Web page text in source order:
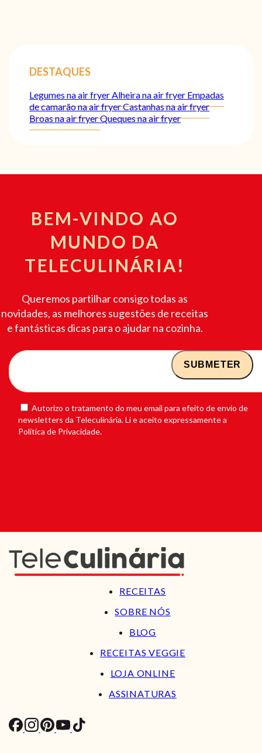
DESTAQUES
Legumes na air fryerAlheira na air fryer Empadas
de camarão na air fryerCastanhas na air fryer
Broas na air fryerQueques na air fryer
BEM-VINDO AO
MUNDO DA
TELECULINÁRIA!
Queremos partilhar consigo todas as
novidades, as melhores sugestões de receitas
e fantásticas dicas para o ajudar na cozinha.
Autorizo o tratamento do meu email para efeito de envio de
newsletters da Teleculinária. Li e aceito expressamente a
Política de Privacidade.
RECEITAS
SOBRE NÓS
BLOG
RECEITAS VEGGIE
LOJA ONLINE
ASSINATURAS